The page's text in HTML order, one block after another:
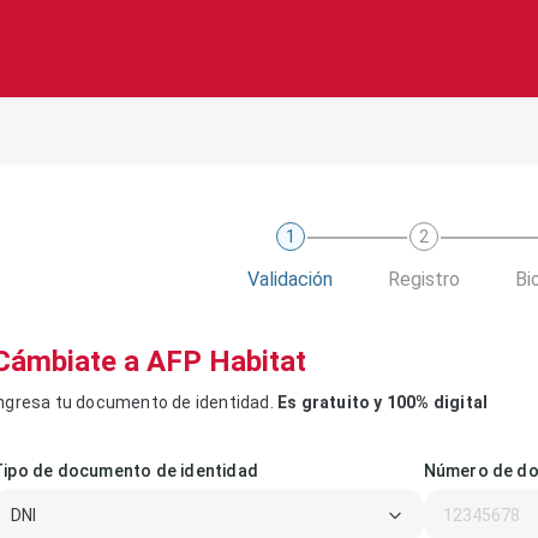
1
Validación
2
Registro
a AFP Habitat
tu documento de identidad. Es gratuito y 100% digital
de documento de identidad
DNI
Número de